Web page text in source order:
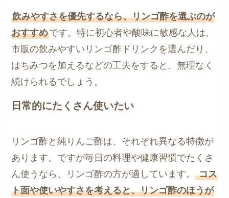
飲みやすさを優先するなら、リンゴ酢を選ぶのが
おすすめです。特に初心者や酸味に敏感な人は、
市販の飲みやすいリンゴ酢ドリンクを選んだり、
はちみつを加えるなどの工夫をすると、無理なく
続けられるでしょう。
日常的にたくさん使いたい
リンゴ酢と純りんご酢は、それぞれ異なる特徴が
あります。ですが毎日の料理や健康習慣でたくさ
ん使うなら、リンゴ酢の方が適しています。コス
ト面や使いやすさを考えると、リンゴ酢のほうが